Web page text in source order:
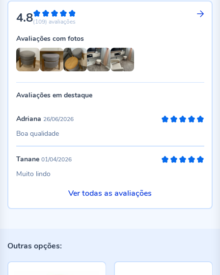
4.896%
(109) avaliações
Avaliações com fotos
Avaliações em destaque
Adriana 26/06/2026
Boa qualidade
Tanane 01/04/2026
Muito lindo
Ver todas as avaliações
Outras opções: